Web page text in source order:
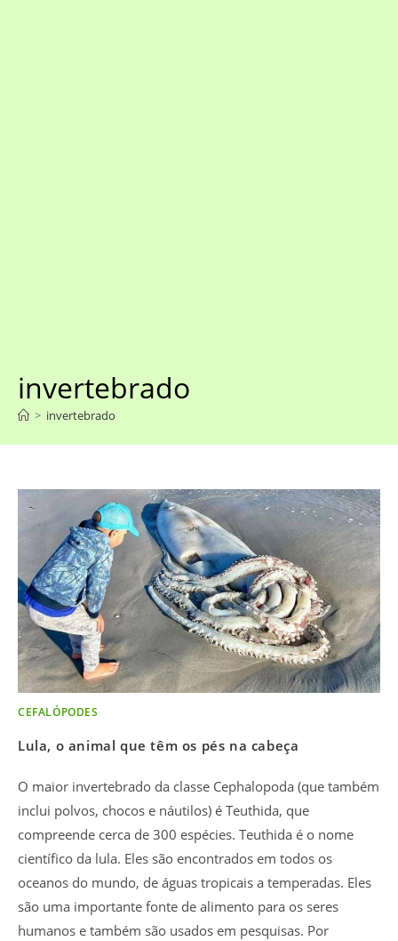
invertebrado
> invertebrado
CEFALÓPODES
Lula, o animal que têm os pés na cabeça
O maior invertebrado da classe Cephalopoda (que também
inclui polvos, chocos e náutilos) é Teuthida, que
compreende cerca de 300 espécies. Teuthida é o nome
científico da lula. Eles são encontrados em todos os
oceanos do mundo, de águas tropicais a temperadas. Eles
são uma importante fonte de alimento para os seres
humanos e também são usados ​​em pesquisas. Por